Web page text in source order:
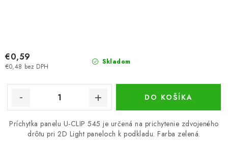
Skladom
€0,48 bez DPH
€0,59
DO KOŠÍKA
Príchytka panelu U-CLIP 545 je určená na prichytenie zdvojeného
drôtu pri 2D Light paneloch k podkladu. Farba zelená.